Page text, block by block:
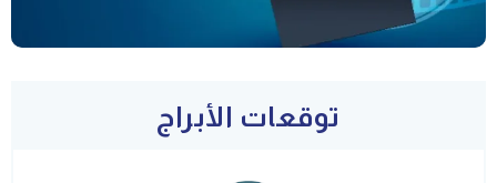
توقعات الأبراج